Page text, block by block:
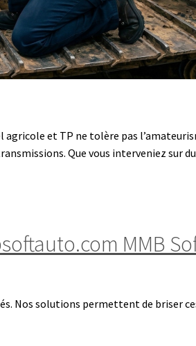
et TP ne tolère pas
Que vous interveniez sur du
MMB
Nos solutions permettent de briser